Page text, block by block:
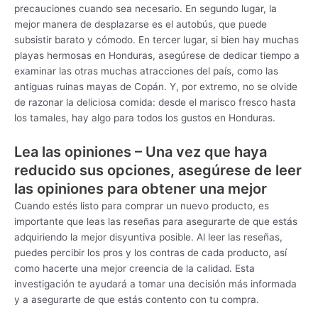
precauciones cuando sea necesario. En segundo lugar, la
mejor manera de desplazarse es el autobús, que puede
subsistir barato y cómodo. En tercer lugar, si bien hay muchas
playas hermosas en Honduras, asegúrese de dedicar tiempo a
examinar las otras muchas atracciones del país, como las
antiguas ruinas mayas de Copán. Y, por extremo, no se olvide
de razonar la deliciosa comida: desde el marisco fresco hasta
los tamales, hay algo para todos los gustos en Honduras.
Lea las opiniones – Una vez que haya
reducido sus opciones, asegúrese de leer
las opiniones para obtener una mejor
Cuando estés listo para comprar un nuevo producto, es
importante que leas las reseñas para asegurarte de que estás
adquiriendo la mejor disyuntiva posible. Al leer las reseñas,
puedes percibir los pros y los contras de cada producto, así
como hacerte una mejor creencia de la calidad. Esta
investigación te ayudará a tomar una decisión más informada
y a asegurarte de que estás contento con tu compra.